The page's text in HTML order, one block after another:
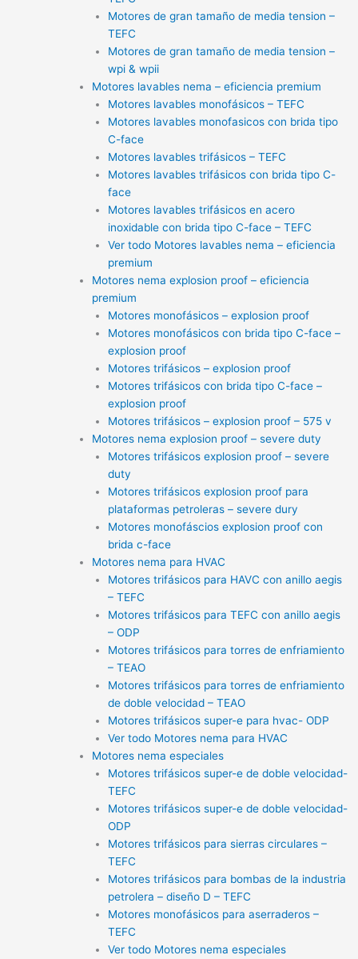
Motores de gran tamaño de media tension –
TEFC
Motores de gran tamaño de media tension –
wpi & wpii
Motores lavables nema – eficiencia premium
Motores lavables monofásicos – TEFC
Motores lavables monofasicos con brida tipo
C-face
Motores lavables trifásicos – TEFC
Motores lavables trifásicos con brida tipo C-
face
Motores lavables trifásicos en acero
inoxidable con brida tipo C-face – TEFC
Ver todo Motores lavables nema – eficiencia
premium
Motores nema explosion proof – eficiencia
premium
Motores monofásicos – explosion proof
Motores monofásicos con brida tipo C-face –
explosion proof
Motores trifásicos – explosion proof
Motores trifásicos con brida tipo C-face –
explosion proof
Motores trifásicos – explosion proof – 575 v
Motores nema explosion proof – severe duty
Motores trifásicos explosion proof – severe
duty
Motores trifásicos explosion proof para
plataformas petroleras – severe dury
Motores monofáscios explosion proof con
brida c-face
Motores nema para HVAC
Motores trifásicos para HAVC con anillo aegis
– TEFC
Motores trifásicos para TEFC con anillo aegis
– ODP
Motores trifásicos para torres de enfriamiento
– TEAO
Motores trifásicos para torres de enfriamiento
de doble velocidad – TEAO
Motores trifásicos super-e para hvac- ODP
Ver todo Motores nema para HVAC
Motores nema especiales
Motores trifásicos super-e de doble velocidad-
TEFC
Motores trifásicos super-e de doble velocidad-
ODP
Motores trifásicos para sierras circulares –
TEFC
Motores trifásicos para bombas de la industria
petrolera – diseño D – TEFC
Motores monofásicos para aserraderos –
TEFC
Ver todo Motores nema especiales